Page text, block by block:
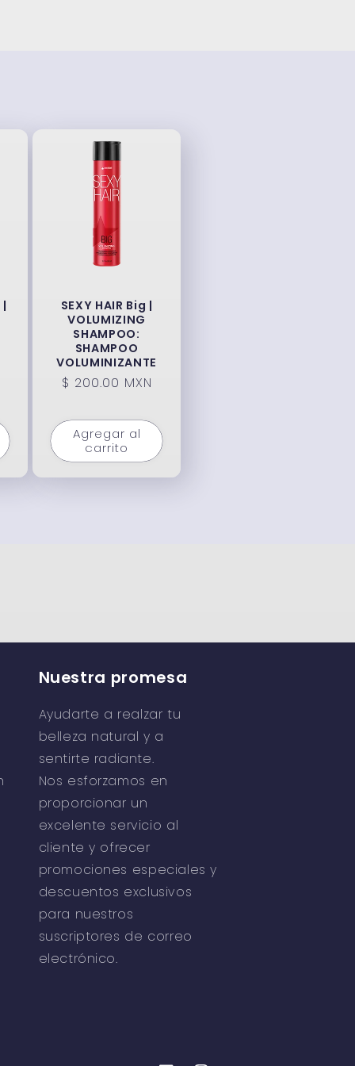
SEXY HAIR Big |
VOLUMIZING
SHAMPOO:
SHAMPOO
VOLUMINIZANTE
Precio
$ 200.00 MXN
Agregar al
carrito
Nuestra promesa
Ayudarte a realzar tu
belleza natural y a
sentirte radiante.
Nos esforzamos en
proporcionar un
excelente servicio al
cliente y ofrecer
promociones especiales y
descuentos exclusivos
para nuestros
suscriptores de correo
electrónico.